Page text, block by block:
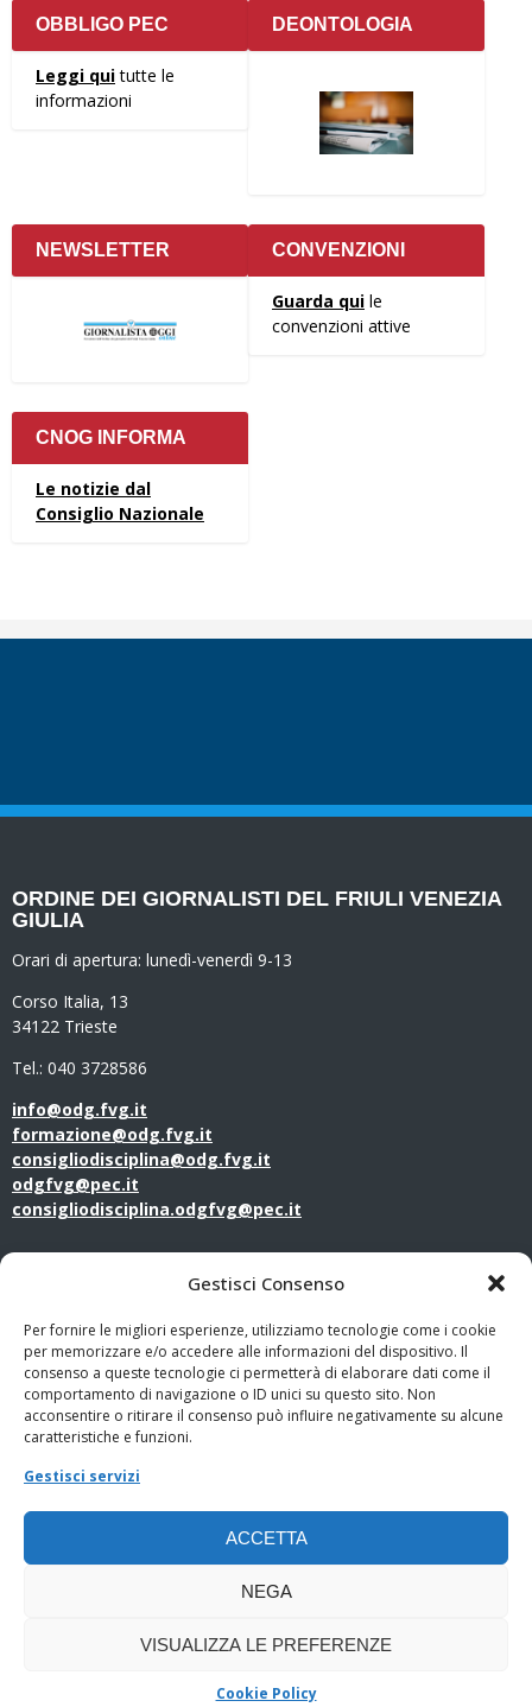
Gestisci Consenso
Per fornire le migliori esperienze, utilizziamo tecnologie come i cookie
per memorizzare e/o accedere alle informazioni del dispositivo. Il
consenso a queste tecnologie ci permetterà di elaborare dati come il
comportamento di navigazione o ID unici su questo sito. Non
acconsentire o ritirare il consenso può influire negativamente su alcune
caratteristiche e funzioni.
Gestisci servizi
ACCETTA
NEGA
VISUALIZZA LE PREFERENZE
Cookie Policy
OBBLIGO PEC
Leggi quitutte le
informazioni
DEONTOLOGIA
NEWSLETTER CONVENZIONI
Guarda qui le
convenzioni attive
CNOG INFORMA
Le notizie dal
Consiglio Nazionale
ORDINE DEI GIORNALISTI DEL FRIULI VENEZIA
GIULIA
Orari di apertura: lunedì-venerdì 9-13
Corso Italia, 13
34122 Trieste
Tel.: 040 3728586
info@odg.fvg.it
formazione@odg.fvg.it
consigliodisciplina@odg.fvg.it
odgfvg@pec.it
consigliodisciplina.odgfvg@pec.it
Privacy Policy
PagoPA
Cookie Policy